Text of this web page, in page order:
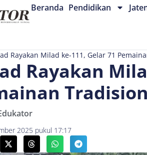
Beranda Pendidikan
Rayakan Milad ke-111, Gelar 71
Rayakan
2025 pukul 17:17